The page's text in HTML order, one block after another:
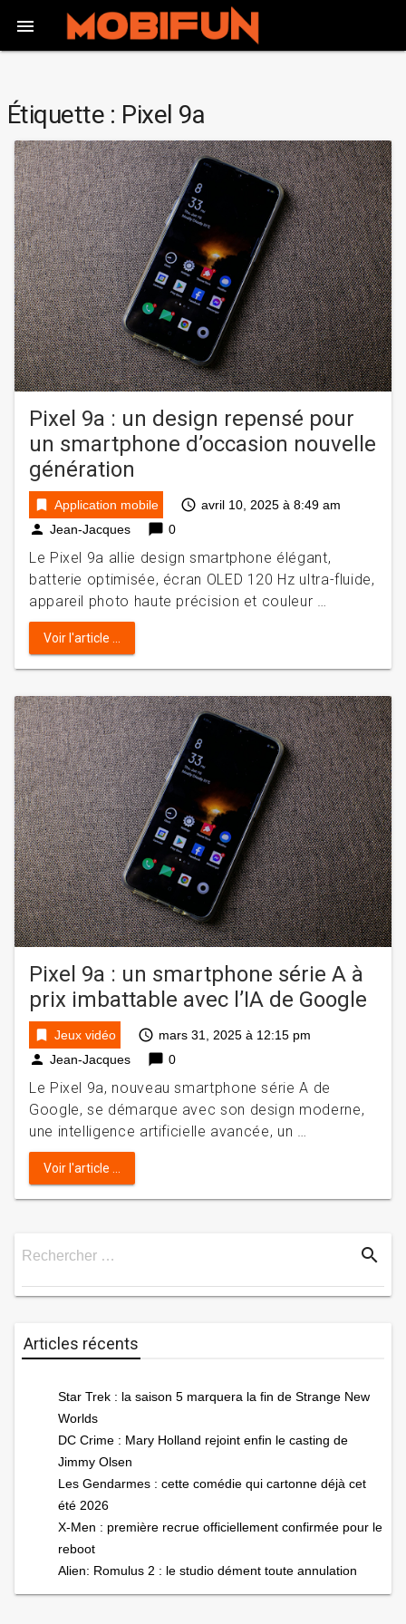

Étiquette : Pixel 9a
Pixel 9a : un design repensé pour
un smartphone d’occasion nouvelle
génération
bookmark Application mobile access_time avril 10, 2025 à 8:49 am
person Jean-Jacques chat_bubble 0
Le Pixel 9a allie design smartphone élégant,
batterie optimisée, écran OLED 120 Hz ultra-fluide,
appareil photo haute précision et couleur …
Voir l'article ...
Pixel 9a : un smartphone série A à
prix imbattable avec l’IA de Google
bookmark Jeux vidéo access_time mars 31, 2025 à 12:15 pm
person Jean-Jacques chat_bubble 0
Le Pixel 9a, nouveau smartphone série A de
Google, se démarque avec son design moderne,
une intelligence artificielle avancée, un …
Voir l'article ...
Rechercher … search
Articles récents
Star Trek : la saison 5 marquera la fin de Strange New
Worlds
DC Crime : Mary Holland rejoint enfin le casting de
Jimmy Olsen
Les Gendarmes : cette comédie qui cartonne déjà cet
été 2026
X-Men : première recrue officiellement confirmée pour le
reboot
Alien: Romulus 2 : le studio dément toute annulation